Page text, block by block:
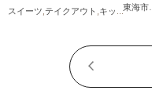
スイーツ,テイクアウト ,キッチンカー